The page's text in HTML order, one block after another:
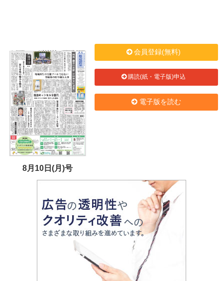
8月10日(月)号
会員登録(無料)
購読(紙・電子版)申込
電子版を読む